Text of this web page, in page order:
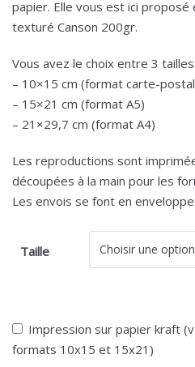
papier. Elle vous est ici
texturé Canson 200gr.
Vous avez le choix entre 3 tailles
– 10×15 cm (format carte-
– 15×21 cm (format A5)
– 21×29,7 cm (format A4)
Les reproductions sont
découpées à la main pour les
Les envois se font en
Taille
Impression sur papier kraft
formats 10x15 et 15x21)